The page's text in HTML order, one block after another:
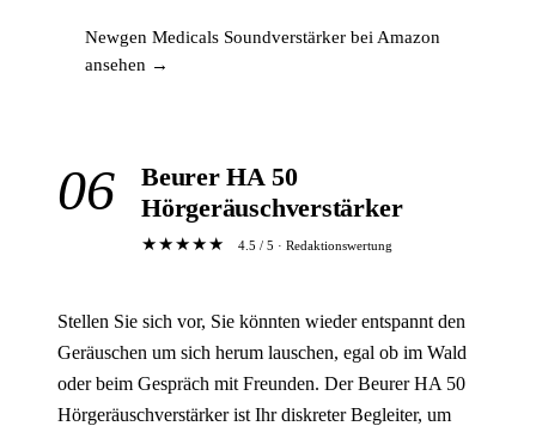
Newgen Medicals Soundverstärker bei Amazon
ansehen →
06
Beurer HA 50
Hörgeräuschverstärker
★★★★★ 4.5 / 5 · Redaktionswertung
Stellen Sie sich vor, Sie könnten wieder entspannt den
Geräuschen um sich herum lauschen, egal ob im Wald
oder beim Gespräch mit Freunden. Der Beurer HA 50
Hörgeräuschverstärker ist Ihr diskreter Begleiter, um